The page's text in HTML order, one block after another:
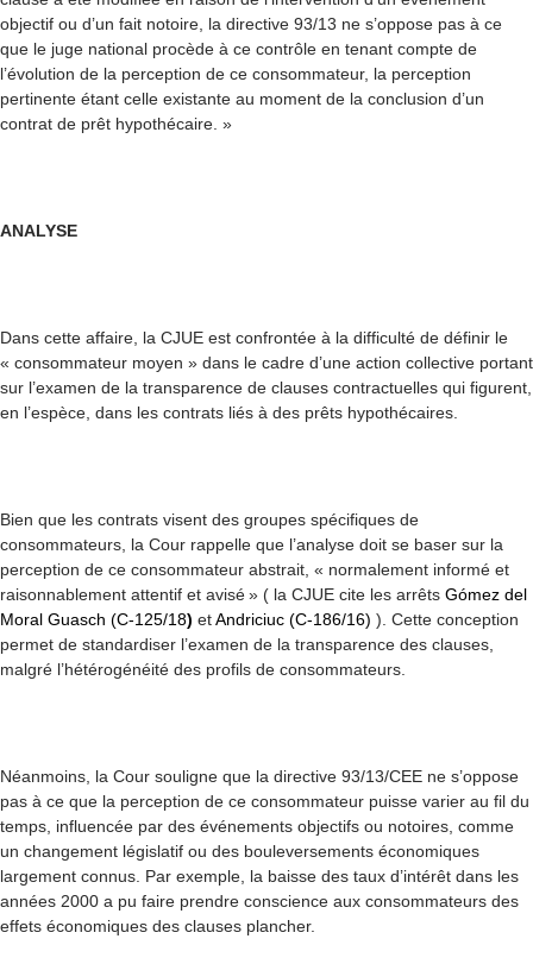
objectif ou d’un fait notoire, la directive 93/13 ne s’oppose pas à ce
que le juge national procède à ce contrôle en tenant compte de
l’évolution de la perception de ce consommateur, la perception
pertinente étant celle existante au moment de la conclusion d’un
contrat de prêt hypothécaire. »
ANALYSE
Dans cette affaire, la CJUE est confrontée à la difficulté de définir le
« consommateur moyen » dans le cadre d’une action collective portant
sur l’examen de la transparence de clauses contractuelles qui figurent,
en l’espèce, dans les contrats liés à des prêts hypothécaires.
Bien que les contrats visent des groupes spécifiques de
consommateurs, la Cour rappelle que l’analyse doit se baser sur la
perception de ce consommateur abstrait, « normalement informé et
raisonnablement attentif et avisé » ( la CJUE cite les arrêts Gómez del
Moral Guasch (C-125/18) etAndriciuc (C-186/16) ). Cette conception
permet de standardiser l’examen de la transparence des clauses,
malgré l’hétérogénéité des profils de consommateurs.
Néanmoins, la Cour souligne que la directive 93/13/CEE ne s’oppose
pas à ce que la perception de ce consommateur puisse varier au fil du
temps, influencée par des événements objectifs ou notoires, comme
un changement législatif ou des bouleversements économiques
largement connus. Par exemple, la baisse des taux d’intérêt dans les
années 2000 a pu faire prendre conscience aux consommateurs des
effets économiques des clauses plancher.